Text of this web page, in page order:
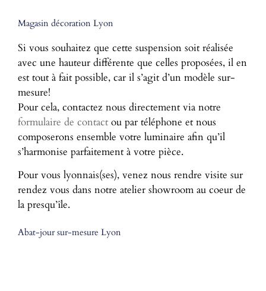
Magasin décoration Lyon
Si vous souhaitez que cette suspension soit réalisée
avec une hauteur différente que celles proposées, il en
est tout à fait possible, car il s’agit d’un modèle sur-
mesure!
Pour cela, contactez nous directement via notre
formulaire de contact ou par téléphone et nous
composerons ensemble votre luminaire afin qu’il
s’harmonise parfaitement à votre pièce.
Pour vous lyonnais(ses), venez nous rendre visite sur
rendez vous dans notre atelier showroom au coeur de
la presqu’île.
Abat-jour sur-mesure Lyon